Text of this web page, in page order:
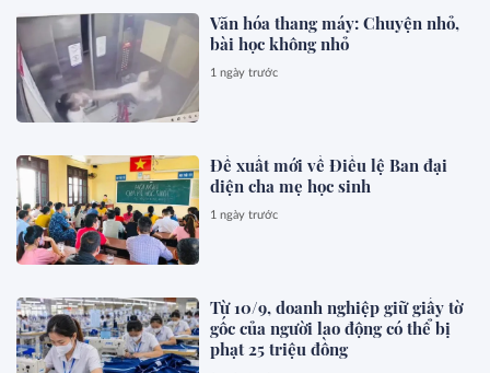
Văn hóa thang máy: Chuyện nhỏ,
bài học không nhỏ
1 ngày trước
Đề xuất mới về Điều lệ Ban đại
diện cha mẹ học sinh
1 ngày trước
Từ 10/9, doanh nghiệp giữ giấy tờ
gốc của người lao động có thể bị
phạt 25 triệu đồng